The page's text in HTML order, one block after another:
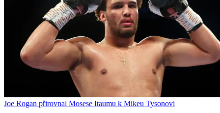
Joe Rogan přirovnal Mosese Itaumu k Mikeu Tysonovi